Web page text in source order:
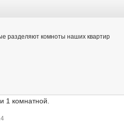
разделяют комноты наших квартир
1 комнатной.